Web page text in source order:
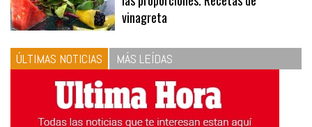
10La vinagreta perfecta: respeta
las proporciones. Recetas de
vinagreta
ÚLTIMAS NOTICIAS MÁS LEÍDAS